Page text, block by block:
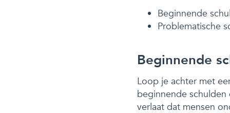
Beginnende
Problematische
Beginnende
Loop je achter met
beginnende
verlaat dat mensen